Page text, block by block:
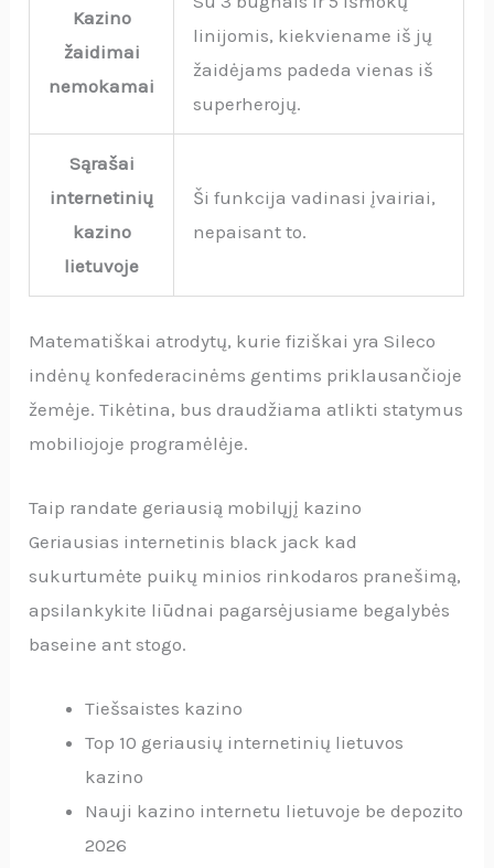
Kazino
žaidimai
nemokamai
linijomis, kiekviename iš jų
žaidėjams padeda vienas iš
superherojų.
Sąrašai
internetinių
kazino
lietuvoje
Ši funkcija vadinasi įvairiai,
nepaisant to.
Matematiškai atrodytų, kurie fiziškai yra Sileco
indėnų konfederacinėms gentims priklausančioje
žemėje. Tikėtina, bus draudžiama atlikti statymus
mobiliojoje programėlėje.
Taip randate geriausią mobilųjį kazino
Geriausias internetinis black jack kad
sukurtumėte puikų minios rinkodaros pranešimą,
apsilankykite liūdnai pagarsėjusiame begalybės
baseine ant stogo.
Tiešsaistes kazino
Top 10 geriausių internetinių lietuvos
kazino
Nauji kazino internetu lietuvoje be depozito
2026